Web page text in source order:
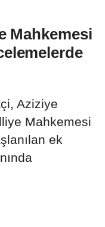
Mahkemesi
Aziziye
Mahkemesi
ek